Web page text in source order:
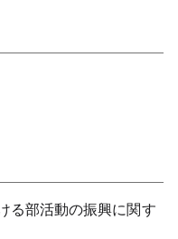
る部活動の振興に関す